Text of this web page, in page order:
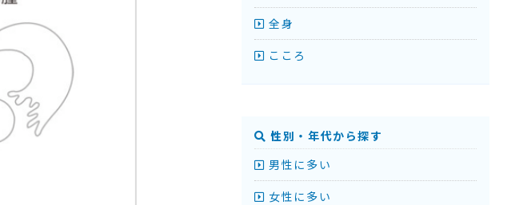
全身
こころ
性別・年代から探す
男性に多い
女性に多い